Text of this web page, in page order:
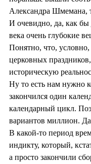
Александра Шмемана,
И очевидно, да, как
века очень глубокие
Понятно, что,
церковных
историческую
Ну то есть нам нужно
закончился один
календарный цикл.
вариантов миллион.
В какой-то период
индикту, который,
а просто закончили